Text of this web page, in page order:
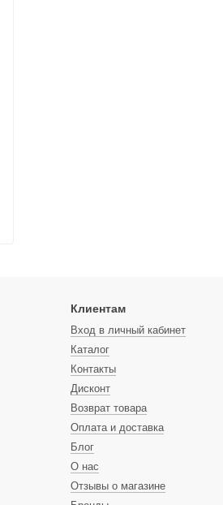
Клиентам
Вход в личный кабинет
Каталог
Контакты
Дисконт
Возврат товара
Оплата и доставка
Блог
О нас
Отзывы о магазине